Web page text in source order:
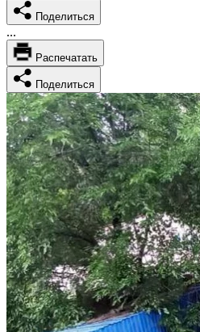
Поделиться
...
Распечатать
Поделиться